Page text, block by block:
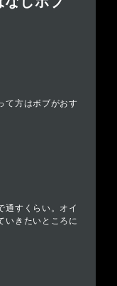
て方はボブがおす
通すくらい。オイ
いきたいところに